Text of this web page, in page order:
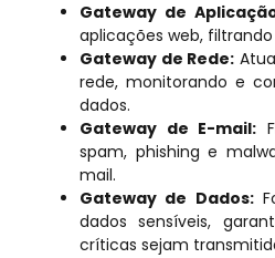
Gateway de
aplicações web, filtrando
Gateway de Rede:
rede, monitorando e
dados.
Gateway de E-mail:
spam, phishing e
mail.
Gateway de Dados:
dados sensíveis,
críticas sejam